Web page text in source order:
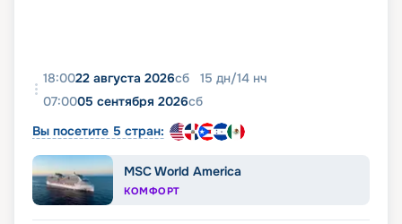
18:0022 августа 2026сб 15 дн/14 нч
07:0005 сентября 2026сб
Вы посетите 5 стран:
MSC World America
КОМФОРТ